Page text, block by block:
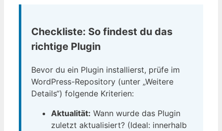
Checkliste: So findest du das
richtige Plugin
Bevor du ein Plugin installierst, prüfe im
WordPress-Repository (unter „Weitere
Details“) folgende Kriterien:
Aktualität: Wann wurde das Plugin
zuletzt aktualisiert? (Ideal: innerhalb